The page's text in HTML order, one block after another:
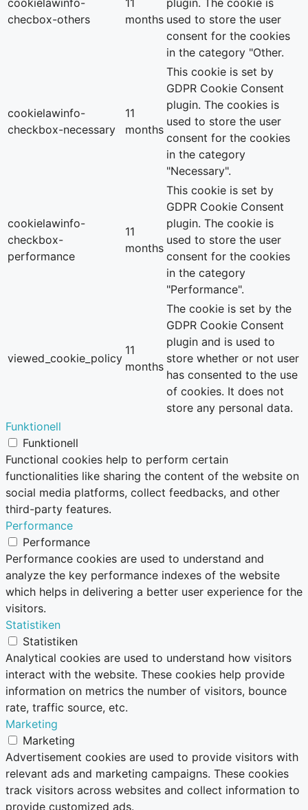
cookielawinfo-
checbox-others
11
months
plugin. The cookie is
used to store the user
consent for the cookies
in the category "Other.
cookielawinfo-
checkbox-necessary
11
months
This cookie is set by
GDPR Cookie Consent
plugin. The cookies is
used to store the user
consent for the cookies
in the category
"Necessary".
cookielawinfo-
checkbox-
performance
11
months
This cookie is set by
GDPR Cookie Consent
plugin. The cookie is
used to store the user
consent for the cookies
in the category
"Performance".
viewed_cookie_policy
11
months
The cookie is set by the
GDPR Cookie Consent
plugin and is used to
store whether or not user
has consented to the use
of cookies. It does not
store any personal data.
Funktionell
Funktionell
Functional cookies help to perform certain
functionalities like sharing the content of the website on
social media platforms, collect feedbacks, and other
third-party features.
Performance
Performance
Performance cookies are used to understand and
analyze the key performance indexes of the website
which helps in delivering a better user experience for the
visitors.
Statistiken
Statistiken
Analytical cookies are used to understand how visitors
interact with the website. These cookies help provide
information on metrics the number of visitors, bounce
rate, traffic source, etc.
Marketing
Marketing
Advertisement cookies are used to provide visitors with
relevant ads and marketing campaigns. These cookies
track visitors across websites and collect information to
provide customized ads.